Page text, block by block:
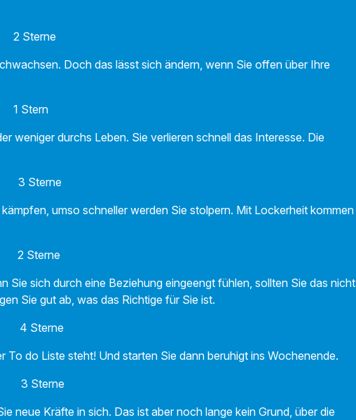
Doch das lässt sich ändern, wenn Sie offen über Ihre
weniger durchs Leben. Sie verlieren schnell das Interesse. Die
umso schneller werden Sie stolpern. Mit Lockerheit kommen
Sie sich durch eine Beziehung eingeengt fühlen, sollten Sie das nicht
Sie gut ab, was das Richtige für Sie ist.
To do Liste steht! Und starten Sie dann beruhigt ins Wochenende.
neue Kräfte in sich. Das ist aber noch lange kein Grund, über die